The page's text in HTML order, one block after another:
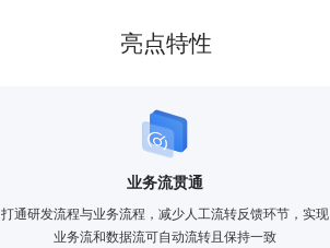
亮点特性
业务流贯通
打通研发流程与业务流程，减少人工流转反馈环节，实现
业务流和数据流可自动流转且保持一致